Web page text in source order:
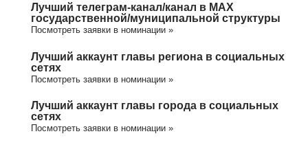
Лучший телеграм-канал/канал в МАХ
государственной/муниципальной структуры
Посмотреть заявки в номинации »
Лучший аккаунт главы региона в социальных
сетях
Посмотреть заявки в номинации »
Лучший аккаунт главы города в социальных
сетях
Посмотреть заявки в номинации »